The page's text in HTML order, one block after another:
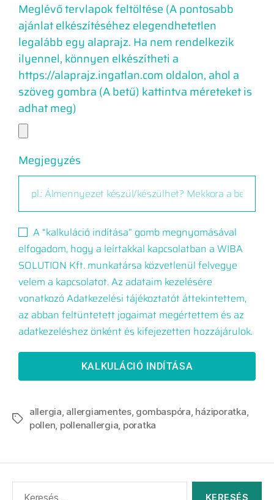
Meglévő tervlapok feltöltése (A pontosabb
ajánlat elkészítéséhez elegendhetetlen
legalább egy alaprajz. Ha nem rendelkezik
ilyennel, könnyen elkészítheti a
https://alaprajz.ingatlan.com oldalon, ahol a
szöveg gombra (A betű) kattintva méreteket is
adhat meg)
Megjegyzés
A “kalkuláció indítása” gomb megnyomásával
elfogadom, hogy a leírtakkal kapcsolatban a WIBA
SOLUTION Kft. munkatársa közvetlenül felvegye
velem a kapcsolatot. Az adataim kezelésére
vonatkozó Adatkezelési tájékoztatót áttekintettem,
az abban feltüntetett jogaimat megértettem és az
adatkezeléshez önként és kifejezetten hozzájárulok.
KALKULÁCIÓ INDÍTÁSA
allergia, allergiamentes, gombaspóra, háziporatka,
pollen, pollenallergia, poratka